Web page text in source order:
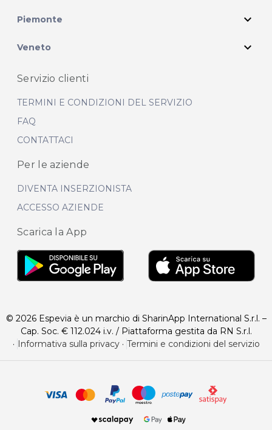
Piemonte expand_more
Veneto expand_more
Servizio clienti
TERMINI E CONDIZIONI DEL SERVIZIO
FAQ
CONTATTACI
Per le aziende
DIVENTA INSERZIONISTA
ACCESSO AZIENDE
Scarica la App
© 2026 Espevia è un marchio di SharinApp International S.r.l. –
Cap. Soc. € 112.024 i.v. / Piattaforma gestita da RN S.r.l.
·
Informativa sulla privacy· Termini e condizioni del servizio